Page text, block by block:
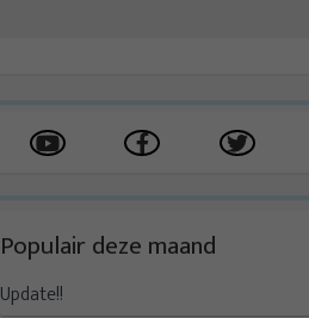
Populair deze maand
Update!!